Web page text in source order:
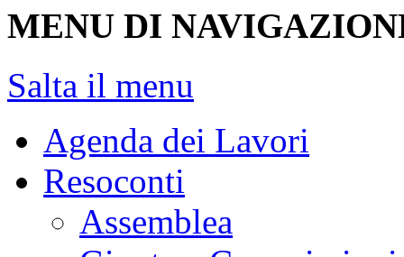
MENU DI
Salta il menu
Agenda dei Lavori
Resoconti
Assemblea